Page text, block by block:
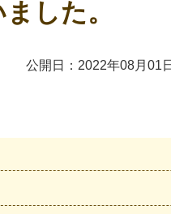
した。
公開日：2022年08月01